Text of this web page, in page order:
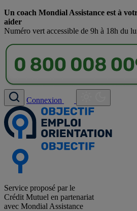
Un coach Mondial Assistance est à
aider
Numéro vert accessible de 9h à 18h du
Connexion
Service proposé par le
Crédit Mutuel en partenariat
avec Mondial Assistance